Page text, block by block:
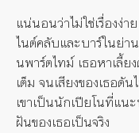
แน่นอนว่าไม่ใช่เรื่องง่
ไนต์คลับและบาร์ในย่า
นพาร์ตไทม์ เธอหาเลี้ย
เต็ม จนเสียงของเธอดัน
เขาเป็นนักเปียโนที่แน
ฝันของเธอเป็นจริง